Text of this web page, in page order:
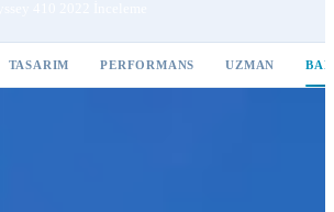
TASARIM PERFORMANS UZMAN